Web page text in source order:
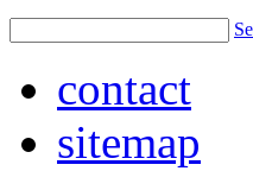
contact
sitemap